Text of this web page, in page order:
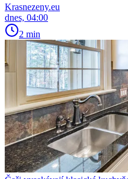
Krasnezeny.eu
dnes, 04:00
2 min